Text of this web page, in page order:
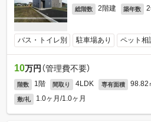
総階数 2階建 築年数
バス・トイレ別 駐車場あり ペット相
10万円 （管理費不要）
階数 1階 間取り 4LDK 専有面積 98.82
敷/礼 1.0ヶ月/1.0ヶ月